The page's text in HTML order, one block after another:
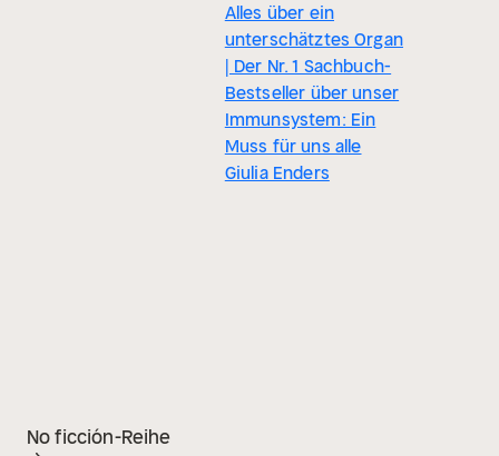
Alles über ein
unterschätztes Organ
| Der Nr. 1 Sachbuch-
Bestseller über unser
Immunsystem: Ein
Muss für uns alle
Giulia Enders
No ficción-Reihe